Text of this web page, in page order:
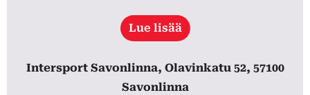
Lue lisää
Intersport Savonlinna, Olavinkatu 52, 57100
Savonlinna